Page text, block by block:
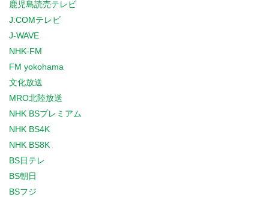
鹿児島読売テレビ
J:COMテレビ
J-WAVE
NHK-FM
FM yokohama
文化放送
MRO北陸放送
NHK BSプレミアム
NHK BS4K
NHK BS8K
BS日テレ
BS朝日
BSフジ